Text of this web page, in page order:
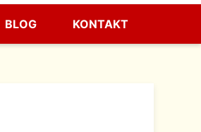
BLOG KONTAKT